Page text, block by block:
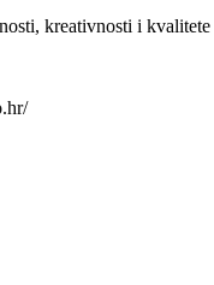
kreativnosti i